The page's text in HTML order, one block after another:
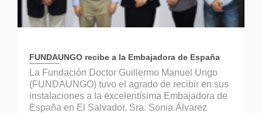
FUNDAUNGO recibe a la Embajadora de España
La Fundación Doctor Guillermo Manuel Ungo
(FUNDAUNGO) tuvo el agrado de recibir en sus
instalaciones a la excelentísima Embajadora de
España en El Salvador, Sra. Sonia Álvarez